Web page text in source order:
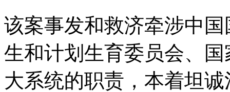
该案事发和救济牵涉中
生和计划生育委员会、
大系统的职责，本着坦